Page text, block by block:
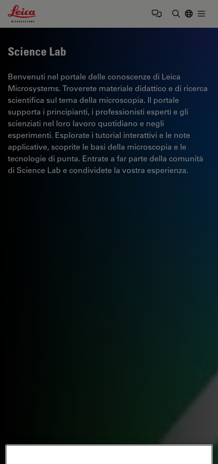
Leica Microsystems Logo
Science Lab
Benvenuti nel portale delle conoscenze di Leica
Microsystems. Troverete materiale didattico e di ricerca
scientifica sul tema della microscopia. Il portale
supporta i principianti, i professionisti esperti e gli
scienziati nel loro lavoro quotidiano e negli
esperimenti. Esplorate i tutorial interattivi e le note
applicative, scoprite le basi della microscopia e le
tecnologie di punta. Entrate a far parte della comunità
di Science Lab e condividete la vostra esperienza.